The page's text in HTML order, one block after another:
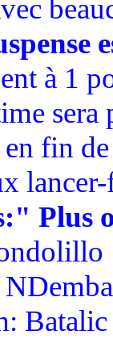
à 1
fin
Plus